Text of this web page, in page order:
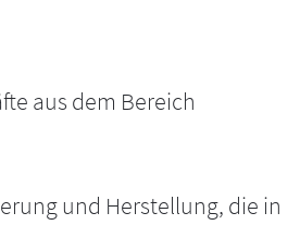
aus dem Bereich
und Herstellung, die in